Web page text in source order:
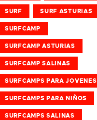
SURF SURF ASTURIAS
SURFCAMP
SURFCAMP ASTURIAS
SURFCAMP SALINAS
SURFCAMPS PARA JOVENES
SURFCAMPS PARA NIÑOS
SURFCAMPS SALINAS